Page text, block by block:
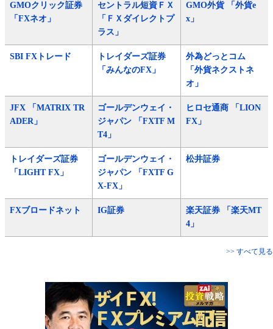
GMOクリック証券
「FXネオ」
セントラル短資ＦＸ
「ＦＸダイレクトプ
ラス」
GMO外貨 「外貨e
x」
SBI FXトレード
トレイダーズ証券
「みんなのFX」
外為どっとコム
「外貨ネクストネ
オ」
JFX 「MATRIX TR
ADER」
ゴールデンウェイ・
ジャパン 「FXTF M
T4」
ヒロセ通商 「LION
FX」
トレイダーズ証券
「LIGHT FX」
ゴールデンウェイ・
ジャパン 「FXTF G
X-FX」
松井証券
FXブロードネット IG証券
楽天証券 「楽天MT
4」
>> すべて見る